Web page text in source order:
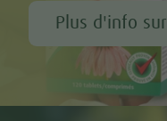
Plus d'info